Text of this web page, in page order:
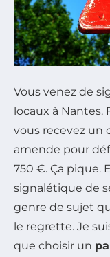
Vous venez de
locaux à Nantes.
vous recevez un
amende pour
750 €. Ça pique.
signalétique de
genre de sujet
le regrette. Je
que choisir un